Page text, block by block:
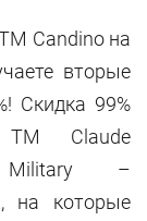
Candino на
вторые
Скидка 99%
ТМ Claude
Military –
на которые